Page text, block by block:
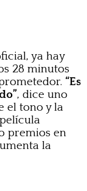
ya hay
28 minutos
“Es
, dice uno
el tono y la
premios en
la